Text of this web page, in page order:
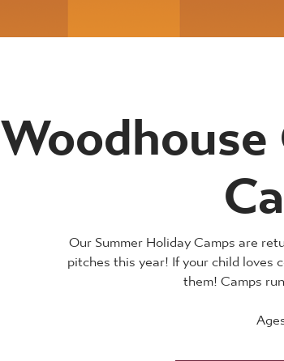
Our Summer Holiday Camps are
pitches this year! If your child
them! Camps